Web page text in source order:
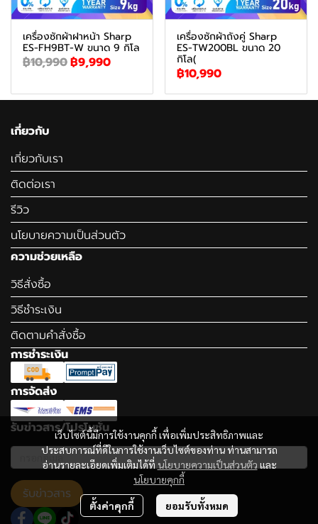
เครื่องซักผ้าฝาหน้า Sharp
ES-FH9BT-W ขนาด 9 กิโล
฿10,990฿9,990
เครื่องซักผ้าถังคู่ Sharp
ES-TW200BL ขนาด 20
กิโล(
฿10,990
เว็บไซต์นี้มีการใช้งานคุกกี้ เพื่อเพิ่มประสิทธิภาพและ
ประสบการณ์ที่ดีในการใช้งานเว็บไซต์ของท่าน ท่านสามารถ
อ่านรายละเอียดเพิ่มเติมได้ที่ นโยบายความเป็นส่วนตัว และ
นโยบายคุกกี้
ตั้งค่าคุกกี้ ยอมรับทั้งหมด
เกี่ยวกับ
เกี่ยวกับเรา
ติดต่อเรา
รีวิว
นโยบายความเป็นส่วนตัว
ความช่วยเหลือ
วิธีสั่งซื้อ
วิธีชำระเงิน
ติดตามคำสั่งซื้อ
การชำระเงิน
การจัดส่ง
รับข่าวสาร/โปรโมชั่น
รับข่าวสาร